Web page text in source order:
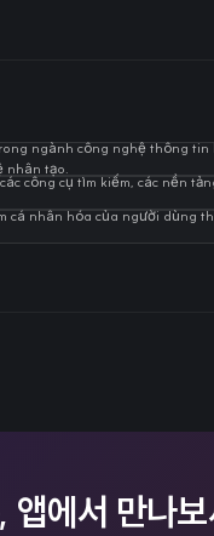
ngành công nghệ thông
nhân tạo.
công cụ tìm kiếm, các nền
nhân hóa của người dùng
앱에서 만나